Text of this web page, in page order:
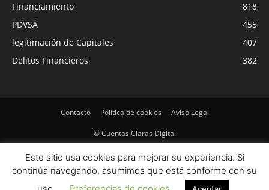
Financiamiento
818
PDVSA
455
legitimación de Capitales
407
Delitos Financieros
382
Contacto Política de cookies Aviso Legal
© Cuentas Claras Digital
Este sitio usa cookies para mejorar su experiencia. Si
continúa navegando, asumimos que está conforme con su